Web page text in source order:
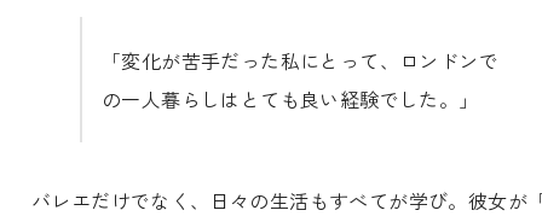
「変化が苦手だった私にとって、ロンドンで
の一人暮らしはとても良い経験でした。」
バレエだけでなく、日々の生活もすべてが学び。彼女が